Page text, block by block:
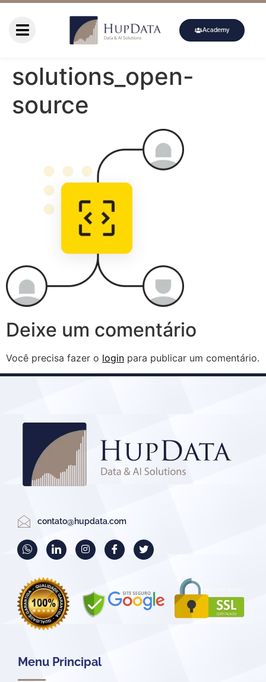
Academy
solutions_open-
source
Deixe um comentário
Você precisa fazer o login para publicar um comentário.
contato@hupdata.com
Menu Principal